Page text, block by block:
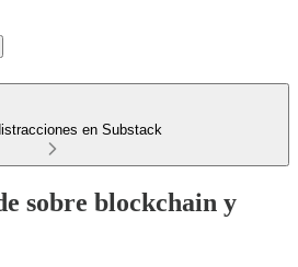
en Substack
sobre blockchain y